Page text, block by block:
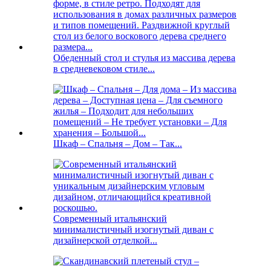
Обеденный стол и стулья из массива дерева
в средневековом стиле...
Шкаф – Спальня – Дом – Так...
Современный итальянский
минималистичный изогнутый диван с
дизайнерской отделкой...